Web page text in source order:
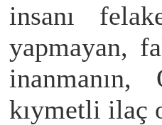
insanı
yapmayan,
kıymetli ilaç